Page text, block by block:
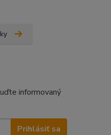
informovaný
Prihlásiť sa